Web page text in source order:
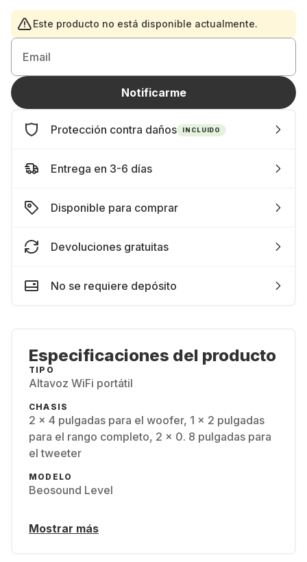
Este producto no está disponible actualmente.
Email
Notificarme
Protección contra daños INCLUIDO
Entrega en 3-6 días
Disponible para comprar
Devoluciones gratuitas
No se requiere depósito
Especificaciones del producto
TIPO
Altavoz WiFi portátil
CHASIS
2 x 4 pulgadas para el woofer, 1 x 2 pulgadas
para el rango completo, 2 x 0. 8 pulgadas para
el tweeter
MODELO
Beosound Level
Mostrar más